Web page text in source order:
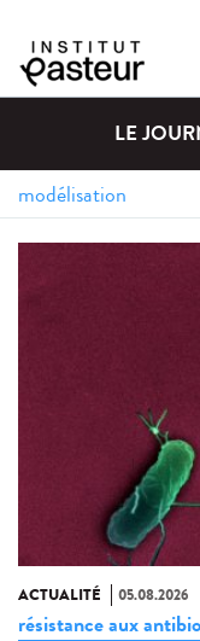
LE
ACTUALITÉ 05.08.2026
résistance aux